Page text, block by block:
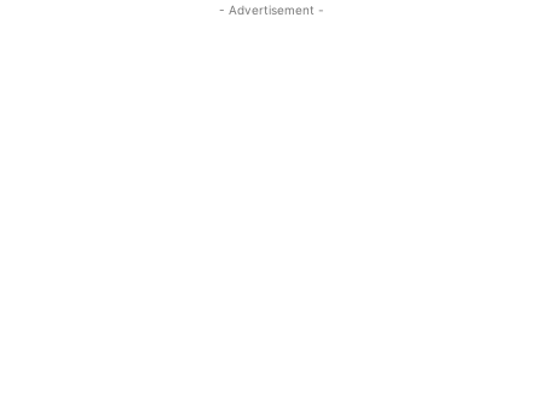
- Advertisement -